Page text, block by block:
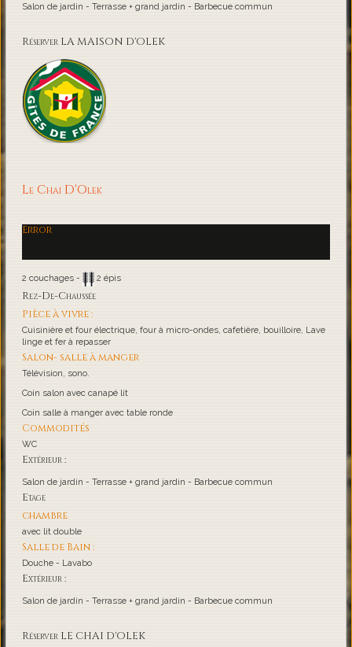
Salon de jardin - Terrasse + grand jardin - Barbecue commun
Réserver LA MAISON D'OLEK
Le Chai D'Olek
Error
2 couchages - 2 épis
Rez-De-Chaussée
Pièce à vivre :
Cuisinière et four électrique, four à micro-ondes, cafetière, bouilloire, Lave
linge et fer à repasser
Salon- salle à manger
Télévision, sono.
Coin salon avec canapé lit
Coin salle à manger avec table ronde
Commodités
WC
Extérieur :
Salon de jardin - Terrasse + grand jardin - Barbecue commun
Etage
chambre
avec lit double
Salle de Bain :
Douche - Lavabo
Extérieur :
Salon de jardin - Terrasse + grand jardin - Barbecue commun
Réserver LE CHAI D'OLEK